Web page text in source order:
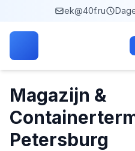
ek@40f.ru
Magazijn &
Petersburg